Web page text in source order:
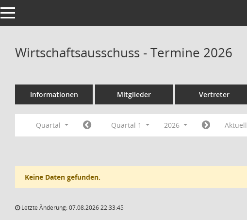
Toggle navigation
Wirtschaftsausschuss - Termine 2026
Informationen Mitglieder Vertreter
Quartal Quartal 1 2026 Aktuell
Keine Daten gefunden.
Letzte Änderung: 07.08.2026 22:33:45